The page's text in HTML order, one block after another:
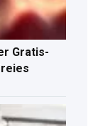
Gratis-